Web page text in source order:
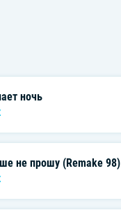
ночь
не прошу (Remake 98)